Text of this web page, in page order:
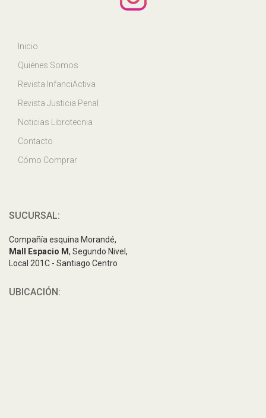
Inicio
Quiénes Somos
Revista InfanciActiva
Revista Justicia Penal
Noticias Librotecnia
Contacto
Cómo Comprar
SUCURSAL:
Compañía esquina Morandé,
Mall Espacio M, Segundo Nivel,
Local 201C - Santiago Centro
UBICACIÓN: